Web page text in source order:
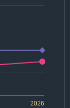
2026